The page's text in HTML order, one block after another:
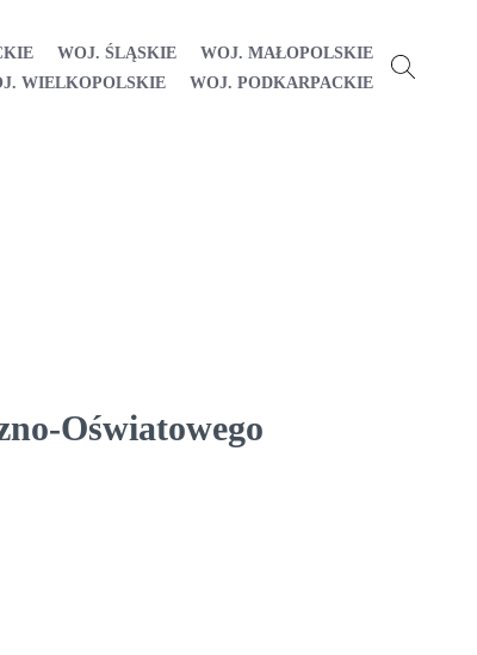
WOJ. ŚLĄSKIE
WOJ. MAŁOPOLSKIE
WIELKOPOLSKIE
WOJ. PODKARPACKIE
Oświatowego